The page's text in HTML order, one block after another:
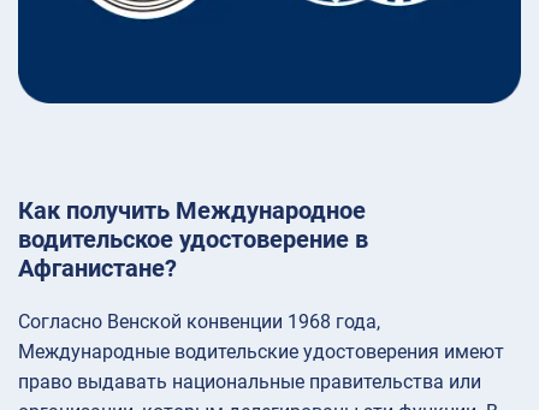
Как получить Международное
водительское удостоверение в
Афганистане?
Согласно Венской конвенции 1968 года,
Международные водительские удостоверения имеют
право выдавать национальные правительства или